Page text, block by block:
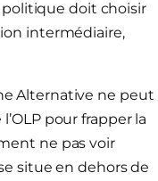
doit choisir
intermédiaire,
Alternative ne peut
pour frapper la
ne pas voir
situe en dehors de